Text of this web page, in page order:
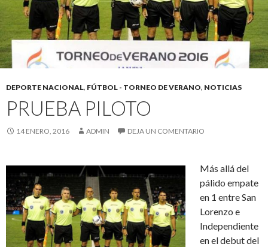
DEPORTE NACIONAL, FÚTBOL - TORNEO DE VERANO, NOTICIAS
PRUEBA PILOTO
14 ENERO, 2016 ADMIN DEJA UN COMENTARIO
Más allá del
pálido empate
en 1 entre San
Lorenzo e
Independiente
en el debut del